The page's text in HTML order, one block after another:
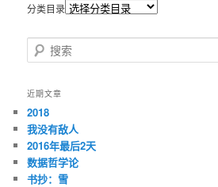
分类目录
搜索
近期文章
2018
我没有敌人
2016年最后2天
数据哲学论
书抄：雪